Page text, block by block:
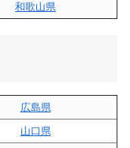
和歌山県
広島県
山口県